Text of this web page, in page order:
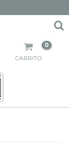
CARRITO
0